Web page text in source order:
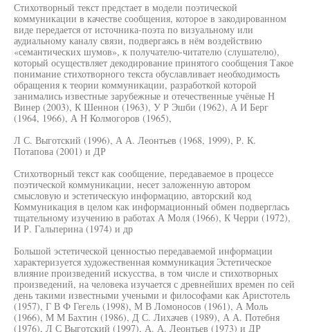
Стихотворный текст предстает в модели поэтической
коммуникации в качестве сообщения, которое в закодированном
виде передается от источника-поэта по визуальному или
аудиальному каналу связи, подвергаясь в нём воздействию
«семантических шумов», к получателю-читателю (слушателю),
который осуществляет декодирование принятого сообщения Такое
понимание стихотворного текста обуславливает необходимость
обращения к теории коммуникации, разработкой которой
занимались известные зарубежные и отечественные учёные Н
Винер (2003), К Шеннон (1963), У Р Эшби (1962), А И Берг
(1964, 1966), А Н Колмогоров (1965),
Л С. Выготский (1996), А А. Леонтьев (1968, 1999), Р. К.
Потапова (2001) и ДР
Стихотворный текст как сообщение, передаваемое в процессе
поэтической коммуникации, несет заложенную автором
смысловую и эстетическую информацию, авторский код
Коммуникация в целом как информационный обмен подверглась
тщательному изучению в работах А Моля (1966), К Черри (1972),
И Р. Гальперина (1974) и др
Большой эстетической ценностью передаваемой информации
характеризуется художественная коммуникация Эстетическое
влияние произведений искусства, в том числе и стихотворных
произведений, на человека изучается с древнейших времен по сей
день такими известными учеными и философами как Аристотель
(1957), Г В Ф Гегель (1998), М В Ломоносов (1961), А Моль
(1966), М М Бахтин (1986), Д С. Лихачев (1989), А А. Потебня
(1976), Л С Выготский (1997), А. А. Леонтьев (1973) и ДР